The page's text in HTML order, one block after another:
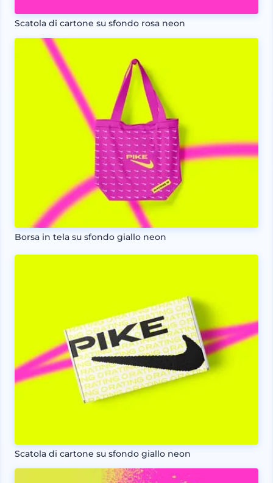
Scatola di cartone su sfondo rosa neon
Borsa in tela su sfondo giallo neon
Scatola di cartone su sfondo giallo neon